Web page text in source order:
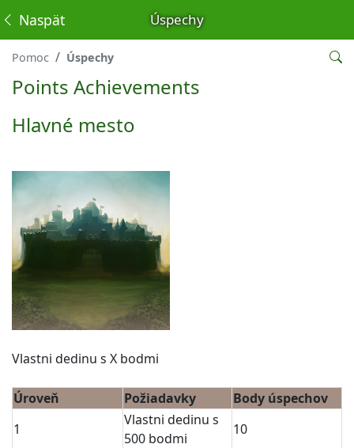
Úspechy
Naspäť
Pomoc Úspechy
Points Achievements
Hlavné mesto
Vlastni dedinu s X bodmi
Úroveň Požiadavky
Body úspechov
1
Vlastni dedinu s
500 bodmi
10